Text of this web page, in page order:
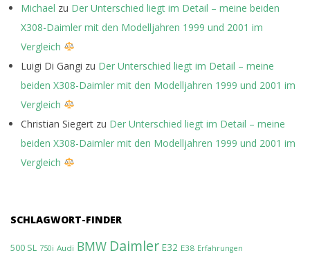
Michael zu Der Unterschied liegt im Detail – meine beiden
X308-Daimler mit den Modelljahren 1999 und 2001 im
Vergleich
Luigi Di Gangi zu Der Unterschied liegt im Detail – meine
beiden X308-Daimler mit den Modelljahren 1999 und 2001 im
Vergleich
Christian Siegert zu Der Unterschied liegt im Detail – meine
beiden X308-Daimler mit den Modelljahren 1999 und 2001 im
Vergleich
SCHLAGWORT-FINDER
500 SL 750i Audi BMW Daimler E32 E38 Erfahrungen